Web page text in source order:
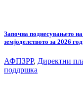
Започна поднесувањето
земјоделството за 2026
АФПЗРР, Директни
поддршка